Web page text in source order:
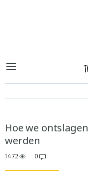
Hoe we ontslagen
werden
1472 0